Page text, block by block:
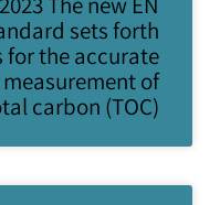
sets forth
the accurate
of
carbon (TOC),